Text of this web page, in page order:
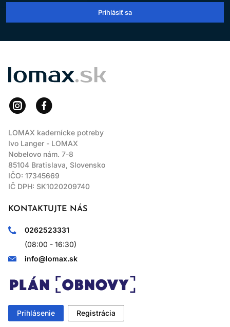
Prihlásiť sa
LOMAX
LOMAX kadernícke potreby
Ivo Langer - LOMAX
Nobelovo nám. 7-8
85104 Bratislava, Slovensko
IČO: 17345669
IČ DPH: SK1020209740
KONTAKTUJTE NÁS
0262523331
(08:00 - 16:30)
info@lomax.sk
Prihlásenie Registrácia